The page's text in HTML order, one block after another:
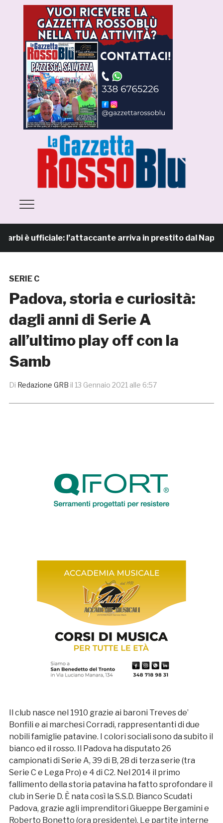
è ufficiale: l’attaccante arriva in prestito dal Napoli
SERIE C
Padova, storia e curiosità:
dagli anni di Serie A
all’ultimo play off con la
Samb
Di Redazione GRB il 13 Gennaio 2021 alle 6:57
Il club nasce nel 1910 grazie ai baroni Treves de’
Bonfili e ai marchesi Corradi, rappresentanti di due
nobili famiglie patavine. I colori sociali sono da subito il
bianco ed il rosso. Il Padova ha disputato 26
campionati di Serie A, 39 di B, 28 di terza serie (tra
Serie C e Lega Pro) e 4 di C2. Nel 2014 il primo
fallimento della storia patavina ha fatto sprofondare il
club in Serie D. È nata così la S.S.D. Bianco Scudati
Padova, grazie agli imprenditori Giueppe Bergamini e
Roberto Bonetto (ora presidente). Le partite interne